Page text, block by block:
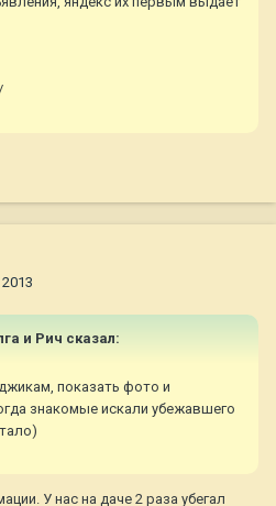
и Рич сказал:
показать фото и
знакомые искали убежавшего
У нас на даче 2 раза убегал